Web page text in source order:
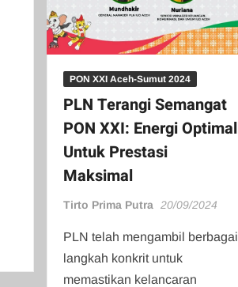
PON XXI Aceh-Sumut 2024
PLN Terangi Semangat
PON XXI: Energi Optimal
Untuk Prestasi
Maksimal
Tirto Prima Putra 20/09/2024
PLN telah mengambil berbagai
langkah konkrit untuk
memastikan kelancaran